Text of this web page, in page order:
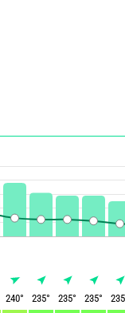
240° 235° 235° 235°
235